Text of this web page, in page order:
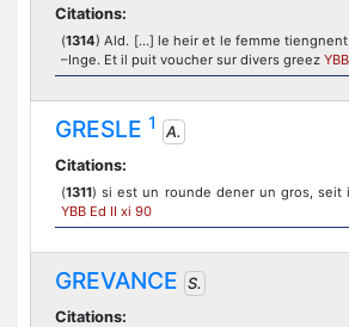
Citations:
(1314) Ald. [...] le heir et le femme
–Inge. Et il puit voucher sur divers greez
GRESLE 1
A.
Citations:
(1311) si est un rounde dener un gros, seit
YBB Ed II xi 90
GREVANCE S.
Citations: